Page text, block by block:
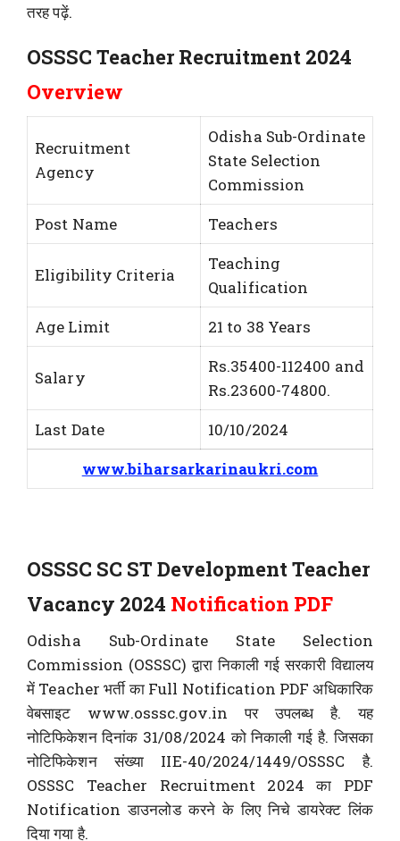
तरह पढ़ें.
OSSSC Teacher Recruitment 2024
Overview
Recruitment
Agency
Odisha Sub-Ordinate
State Selection
Commission
Post Name
Teachers
Eligibility Criteria
Teaching
Qualification
Age Limit
21 to 38 Years
Salary
Rs.35400-112400 and
Rs.23600-74800.
Last Date
10/10/2024
www.biharsarkarinaukri.com
OSSSC SC ST Development Teacher
Vacancy 2024 Notification PDF
Odisha Sub-Ordinate State Selection
Commission (OSSSC) द्वारा निकाली गई सरकारी विद्यालय
में Teacher भर्ती का Full Notification PDF अधिकारिक
वेबसाइट www.osssc.gov.in पर उपलब्ध है. यह
नोटिफिकेशन दिनांक 31/08/2024 को निकाली गई है. जिसका
नोटिफिकेशन संख्या IIE-40/2024/1449/OSSSC है.
OSSSC Teacher Recruitment 2024 का PDF
Notification डाउनलोड करने के लिए निचे डायरेक्ट लिंक
दिया गया है.